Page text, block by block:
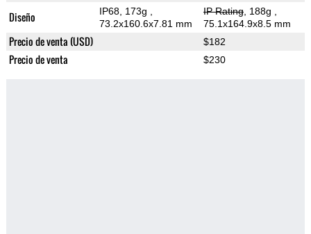
Diseño IP68, 173g
73.2x160.6x7.81 mm
IP Rating, 188g
75.1x164.9x8.5 mm
Precio de venta (USD) $182
Precio de venta $230